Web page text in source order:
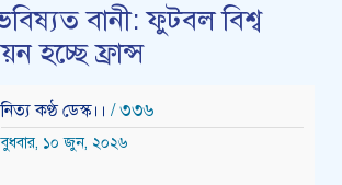
বানী: ফুটবল বিশ্ব
হচ্ছে ফ্রান্স
নিত্য কণ্ঠ ডেস্ক।। / ৩৩৬
বুধবার, ১০ জুন, ২০২৬